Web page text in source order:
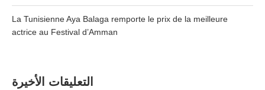
La Tunisienne Aya Balaga remporte le prix de la meilleure
actrice au Festival d’Amman
التعليقات الأخيرة